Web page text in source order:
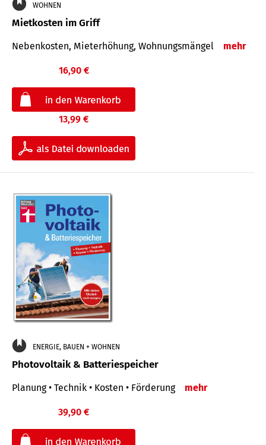
WOHNEN
Mietkosten im Griff
Nebenkosten, Mieterhöhung, Wohnungsmängel mehr
16,90 €
13,99 €
ENERGIE, BAUEN + WOHNEN
Photovoltaik & Batteriespeicher
Planung • Technik • Kosten • Förderung mehr
39,90 €